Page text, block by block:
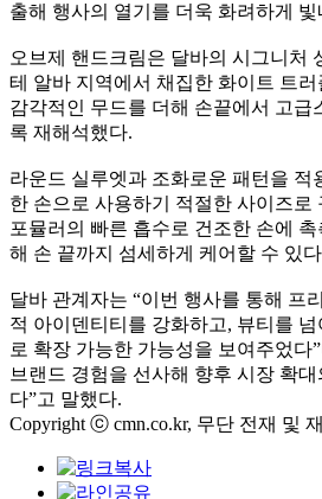
출해 행사의 열기를 더욱 화려하게 빛
오브제 핸드크림은 달바의 시그니처
테 알바 지역에서 채집한 화이트 트
감각적인 무드를 더해 손끝에서 고급
록 재해석했다.
라운드 실루엣과 조화로운 패턴을 적
한 손으로 사용하기 적절한 사이즈로
포뮬러의 빠른 흡수로 건조한 손에
해 손 끝까지 섬세하게 케어할 수 있
달바 관계자는 “이번 행사를 통해 프
적 아이덴티티를 강화하고, 뷰티를
로 확장 가능한 가능성을 보여주었다
브랜드 경험을 선사해 향후 시장 확대
다”고 말했다.
Copyright ⓒ cmn.co.kr, 무단 전재 및